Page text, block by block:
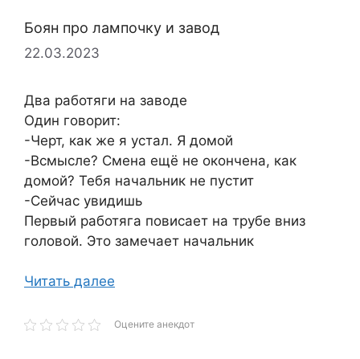
Боян про лампочку и завод
22.03.2023
Два работяги на заводе
Один говорит:
-Черт, как же я устал. Я домой
-Всмысле? Смена ещё не окончена, как
домой? Тебя начальник не пустит
-Сейчас увидишь
Первый работяга повисает на трубе вниз
головой. Это замечает начальник
Читать далее
Оцените анекдот